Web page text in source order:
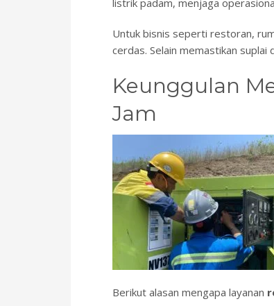
listrik padam, menjaga
Untuk bisnis seperti restoran,
cerdas. Selain memastikan
Keunggulan
Jam
Berikut alasan mengapa layanan